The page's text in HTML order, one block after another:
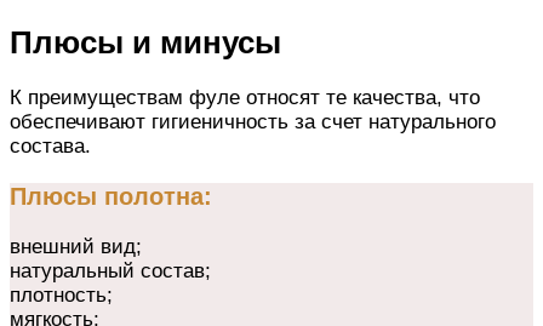
Плюсы и минусы
К преимуществам фуле относят те качества, что
обеспечивают гигиеничность за счет натурального
состава.
Плюсы полотна:
внешний вид;
натуральный состав;
плотность;
мягкость;